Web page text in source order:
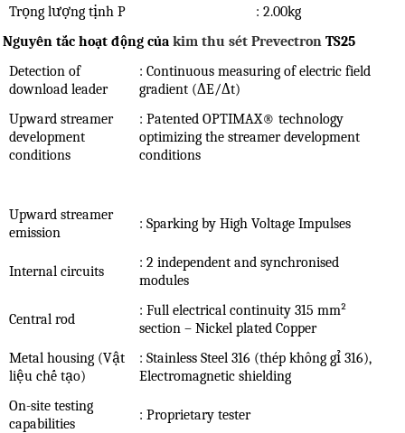
Trọng lượng tịnh P
: 2.00kg
Nguyên tắc hoạt động của kim thu sét Prevectron TS25
Detection of
download leader
: Continuous measuring of electric field
gradient (ΔE/Δt)
Upward streamer
development
conditions
: Patented OPTIMAX® technology
optimizing the streamer development
conditions
Upward streamer
emission
: Sparking by High Voltage Impulses
Internal circuits
: 2 independent and synchronised
modules
Central rod
: Full electrical continuity 315 mm²
section – Nickel plated Copper
Metal housing (Vật
liệu chế tạo)
: Stainless Steel 316 (thép không gỉ 316),
Electromagnetic shielding
On-site testing
capabilities
: Proprietary tester